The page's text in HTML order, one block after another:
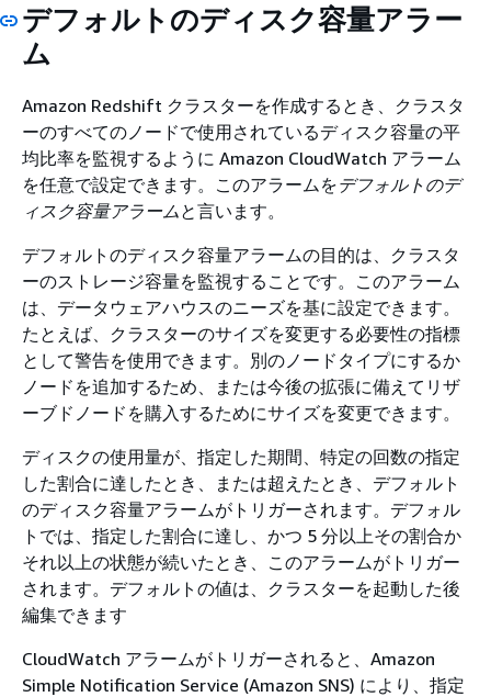
デフォルトのディスク容量アラー
ム
Amazon Redshift クラスターを作成するとき、クラスタ
ーのすべてのノードで使用されているディスク容量の平
均比率を監視するように Amazon CloudWatch アラーム
を任意で設定できます。このアラームをデフォルトのデ
ィスク容量アラームと言います。
デフォルトのディスク容量アラームの目的は、クラスタ
ーのストレージ容量を監視することです。このアラーム
は、データウェアハウスのニーズを基に設定できます。
たとえば、クラスターのサイズを変更する必要性の指標
として警告を使用できます。別のノードタイプにするか
ノードを追加するため、または今後の拡張に備えてリザ
ーブドノードを購入するためにサイズを変更できます。
ディスクの使用量が、指定した期間、特定の回数の指定
した割合に達したとき、または超えたとき、デフォルト
のディスク容量アラームがトリガーされます。デフォル
トでは、指定した割合に達し、かつ 5 分以上その割合か
それ以上の状態が続いたとき、このアラームがトリガー
されます。デフォルトの値は、クラスターを起動した後
編集できます
CloudWatch アラームがトリガーされると、Amazon
Simple Notification Service (Amazon SNS) により、指定